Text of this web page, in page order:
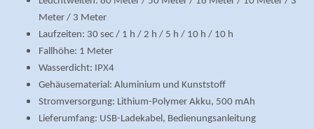
Meter / 3 Meter
Laufzeiten: 30 sec / 1 h / 2 h / 5 h / 10 h / 10 h
Fallhöhe: 1 Meter
Wasserdicht: IPX4
Gehäusematerial: Aluminium und Kunststoff
Stromversorgung: Lithium-Polymer Akku, 500 mAh
Lieferumfang: USB-Ladekabel, Bedienungsanleitung